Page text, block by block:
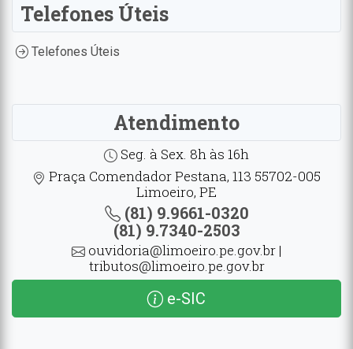
Telefones Úteis
Telefones Úteis
Atendimento
Seg. à Sex. 8h às 16h
Praça Comendador Pestana, 113 55702-005
Limoeiro, PE
(81) 9.9661-0320
(81) 9.7340-2503
ouvidoria@limoeiro.pe.gov.br |
tributos@limoeiro.pe.gov.br
e-SIC